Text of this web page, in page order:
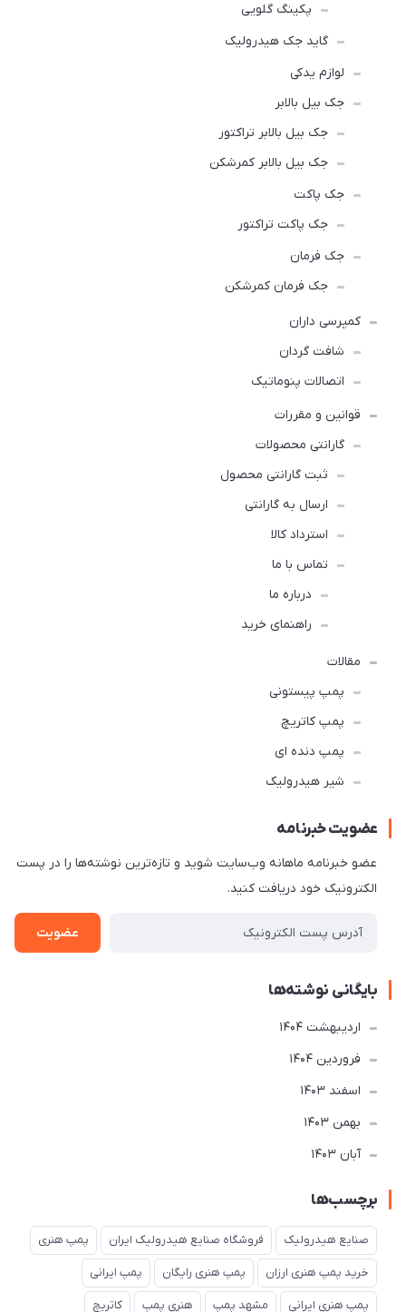
پکینگ گلویی
گاید جک هیدرولیک
لوازم یدکی
جک بیل بالابر
جک بیل بالابر تراکتور
جک بیل بالابر کمرشکن
جک پاکت
جک پاکت تراکتور
جک فرمان
جک فرمان کمرشکن
کمپرسی داران
شافت گردان
اتصالات پنوماتیک
قوانین و مقررات
گارانتی محصولات
ثبت گارانتی محصول
ارسال به گارانتی
استرداد کالا
تماس با ما
درباره ما
راهنمای خرید
مقالات
پمپ پیستونی
پمپ کاتریچ
پمپ دنده ای
شیر هیدرولیک
عضویت خبرنامه
عضو خبرنامه ماهانه وب‌سایت شوید و تازه‌ترین نوشته‌ها را در پست
الکترونیک خود دریافت کنید.
عضویت
بایگانی نوشته‌ها
ارديبهشت 1404
فروردین 1404
اسفند 1403
بهمن 1403
آبان 1403
برچسب‌ها
صنایع هیدرولیک فروشگاه صنایع هیدرولیک ایران پمپ هنری
خرید پمپ هنری ارزان پمپ هنری رایگان پمپ ایرانی
پمپ هنری ایرانی مشهد پمپ هنری پمپ کاتریچ